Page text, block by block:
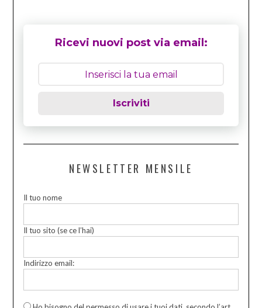
Ricevi nuovi post via email:
Iscriviti
NEWSLETTER MENSILE
Il tuo nome
Il tuo sito (se ce l’hai)
Indirizzo email: